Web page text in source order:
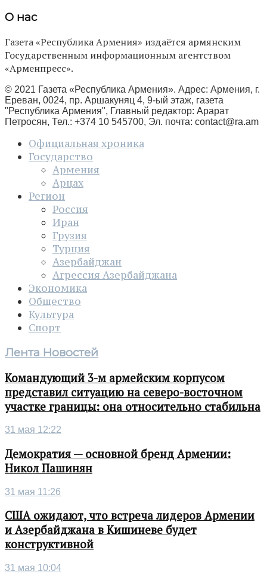
О нас
Газета «Республика Армения» издаётся армянским
Государственным информационным агентством
«Арменпресс».
© 2021 Газета «Республика Армения». Адрес: Армения, г.
Ереван, 0024, пр. Аршакуняц 4, 9-ый этаж, газета
"Республика Армения", Главный редактор: Арарат
Петросян, Тел.: +374 10 545700, Эл. почта: contact@ra.am
Официальная хроника
Государство
Армения
Арцах
Регион
Россия
Иран
Грузия
Турция
Азербайджан
Агрессия Азербайджана
Экономика
Общество
Культура
Спорт
Лента Новостей
Командующий 3-м армейским корпусом
представил ситуацию на северо-восточном
участке границы: она относительно стабильна
31 мая 12:22
Демократия — основной бренд Армении:
Никол Пашинян
31 мая 11:26
США ожидают, что встреча лидеров Армении
и Азербайджана в Кишиневе будет
конструктивной
31 мая 10:04